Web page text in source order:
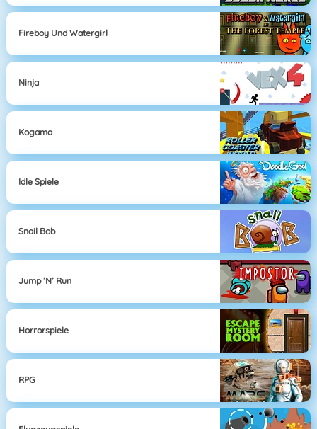
Fireboy Und Watergirl
Ninja
Kogama
Idle Spiele
Snail Bob
Jump ’n’ Run
Horrorspiele
RPG